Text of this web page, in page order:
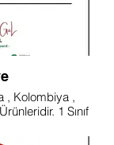
, Kolombiya ,
1 Sınıf
Mevcuttur.